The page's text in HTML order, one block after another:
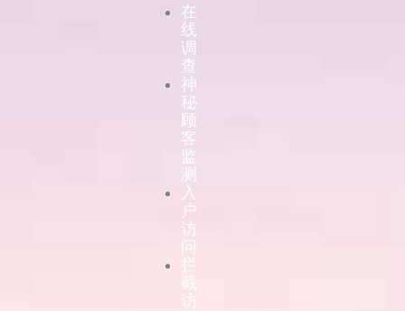
在
线
调
查
神
秘
顾
客
监
测
入
户
访
问
拦
截
访